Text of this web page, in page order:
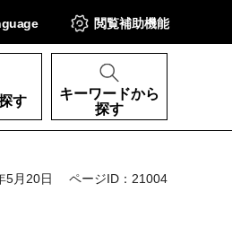
閲覧補助機能
す
キーワードから
探す
5月20日 ページID：21004